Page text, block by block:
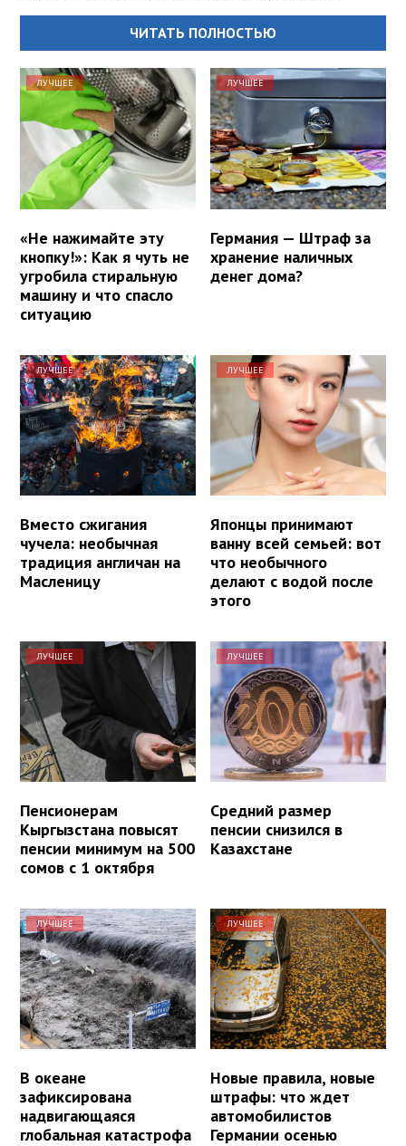
ЧИТАТЬ ПОЛНОСТЬЮ
ЛУЧШЕЕ
«Не нажимайте эту
кнопку!»: Как я чуть не
угробила стиральную
машину и что спасло
ситуацию
ЛУЧШЕЕ
Германия — Штраф за
хранение наличных
денег дома?
ЛУЧШЕЕ
Вместо сжигания
чучела: необычная
традиция англичан на
Масленицу
ЛУЧШЕЕ
Японцы принимают
ванну всей семьей: вот
что необычного
делают с водой после
этого
ЛУЧШЕЕ
Пенсионерам
Кыргызстана повысят
пенсии минимум на 500
сомов с 1 октября
ЛУЧШЕЕ
Средний размер
пенсии снизился в
Казахстане
ЛУЧШЕЕ
В океане
зафиксирована
надвигающаяся
глобальная катастрофа
ЛУЧШЕЕ
Новые правила, новые
штрафы: что ждет
автомобилистов
Германии осенью